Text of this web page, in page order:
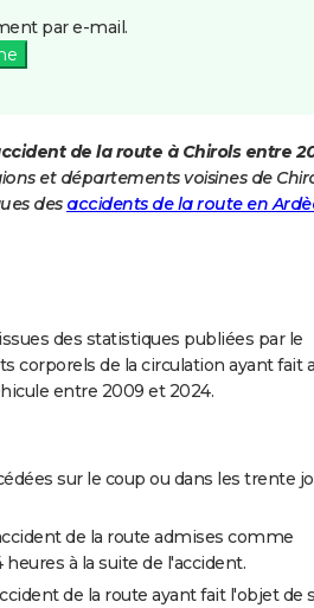
par e-mail.
de la route à Chirols entre
et départements voisines de
des accidents de la route en
des statistiques publiées par le
corporels de la circulation ayant fait
entre 2009 et 2024.
sur le coup ou dans les trente
de la route admises comme
à la suite de l'accident.
de la route ayant fait l'objet de